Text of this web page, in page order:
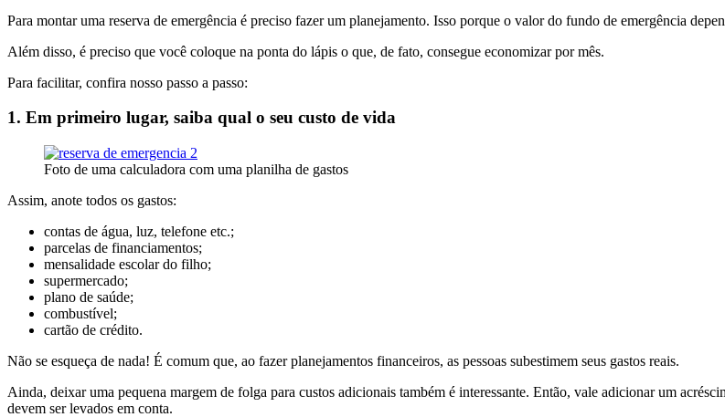
Para montar uma reserva de emergência é preciso fazer um planejamento. Isso porque o valor do fundo de emergência
Além disso, é preciso que você coloque na ponta do lápis o que, de fato, consegue economizar por mês.
Para facilitar, confira nosso passo a passo:
1. Em primeiro lugar, saiba qual o seu custo de vida
Foto de uma calculadora com uma planilha de gastos
Assim, anote todos os gastos:
contas de água, luz, telefone etc.;
parcelas de financiamentos;
mensalidade escolar do filho;
supermercado;
plano de saúde;
combustível;
cartão de crédito.
Não se esqueça de nada! É comum que, ao fazer planejamentos financeiros, as pessoas subestimem seus gastos reais.
Ainda, deixar uma pequena margem de folga para custos adicionais também é interessante. Então, vale adicionar um
devem ser levados em conta.